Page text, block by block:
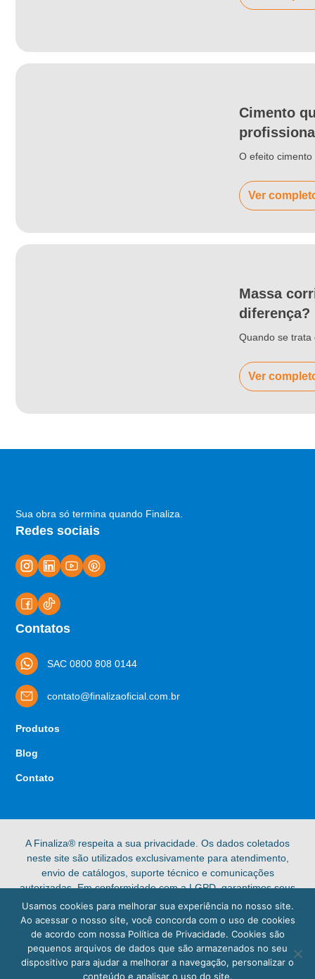
Cimento
O efeito
Ver
Massa
diferença?
Quando se trata
Ver
Sua obra só termina quando Finaliza.
Redes sociais
Contatos
SAC 0800 808 0144
contato@finalizaoficial.com.br
Produtos
Blog
Contato
A Finaliza® respeita a sua privacidade. Os dados coletados
neste site são utilizados exclusivamente para atendimento,
envio de catálogos, suporte técnico e comunicações
autorizadas. Em conformidade com a LGPD, garantimos seus
direitos de acesso, retificação e exclusão de dados pessoais.
Confira nossa [Política de Privacidade] completa para mais
informações.
© 2025 Finaliza®. Todos os direitos reservados.
Usamos cookies para melhorar sua experiência no nosso site.
Ao acessar o nosso site, você concorda com o uso de cookies
de acordo com nossa Política de Privacidade. Cookies são
pequenos arquivos de dados que são armazenados no seu
dispositivo para ajudar a melhorar a navegação, personalizar o
conteúdo e analisar o uso do site.